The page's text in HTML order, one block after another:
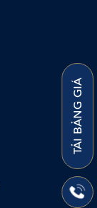
TẢI BẢNG GIÁ